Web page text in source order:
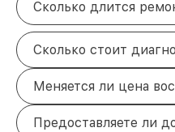
Сколько длится
Сколько стоит
Меняется ли цена
Предоставляете ли